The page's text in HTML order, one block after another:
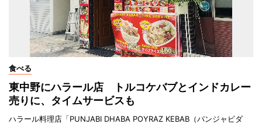
食べる
東中野にハラール店 トルコケバブとインドカレー
売りに、タイムサービスも
ハラール料理店「PUNJABI DHABA POYRAZ KEBAB（パンジャビダ